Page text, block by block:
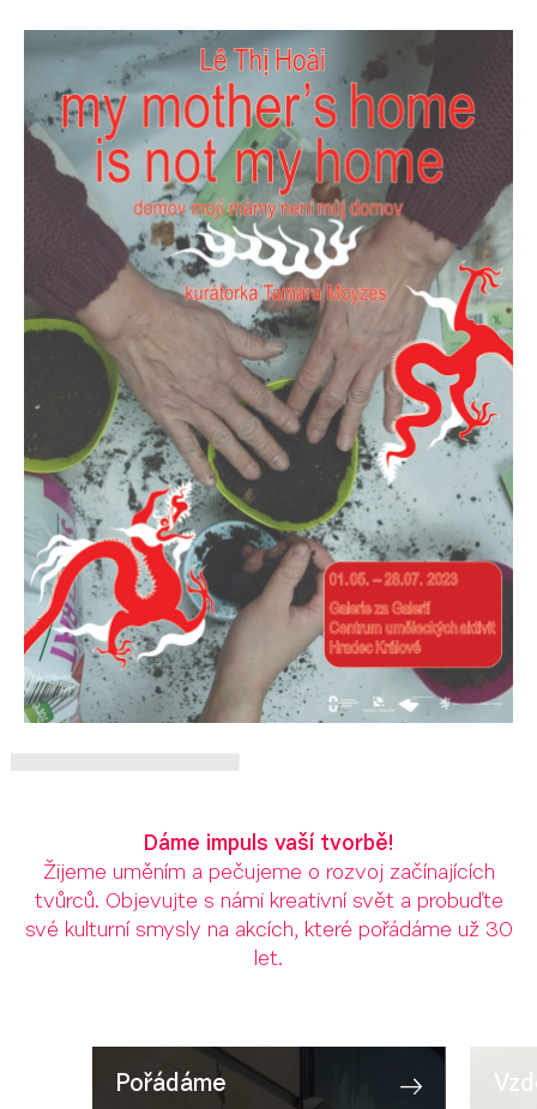
Dáme impuls vaší tvorbě!
Žijeme uměním a pečujeme o rozvoj začínajících
tvůrců. Objevujte s námi kreativní svět a probuďte
své kulturní smysly na akcích, které pořádáme už 30
let.
Pořádáme